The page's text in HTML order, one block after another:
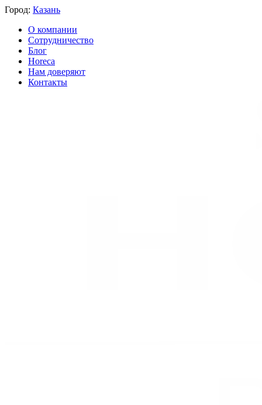
Город: Казань
О компании
Сотрудничество
Блог
Horeca
Нам доверяют
Контакты